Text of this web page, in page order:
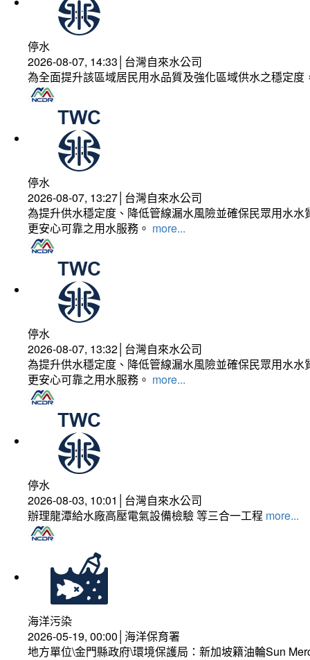
停水
2026-08-07, 14:33│台灣自來水公司
為全面提升該區域居民用水品質及強化區域供水之穩定
停水
2026-08-07, 13:27│台灣自來水公司
為提升供水穩定度、降低管線漏水風險並確保民眾用水
更安心可靠之用水服務。 more...
停水
2026-08-07, 13:32│台灣自來水公司
為提升供水穩定度、降低管線漏水風險並確保民眾用水
更安心可靠之用水服務。 more...
停水
2026-08-03, 10:01│台灣自來水公司
辦理龍潭給水廠高壓電氣設備檢驗 等三合一工程 more...
海洋污染
2026-05-19, 00:00│海洋保育署
地方單位\金門縣政府\環境保護局：新加坡籍油輪Sun